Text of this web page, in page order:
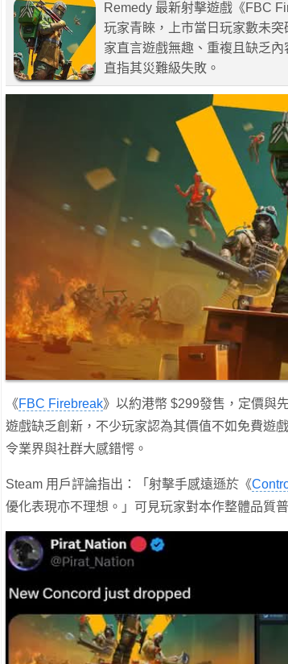
Remedy 最新射擊遊戲《FBC
玩家青睞，上市當日玩家數未
家直言遊戲無趣、重複且缺乏
直指其災難級失敗。
《FBC Firebreak》以約港幣 $299發售，定價與
遊戲缺乏創新，不少玩家認為其價值不如免費遊
令業界與社群大感錯愕。
Steam 用戶評論指出：「射擊手感遠遜於《
優化表現亦不理想。」可見玩家對本作整體品質